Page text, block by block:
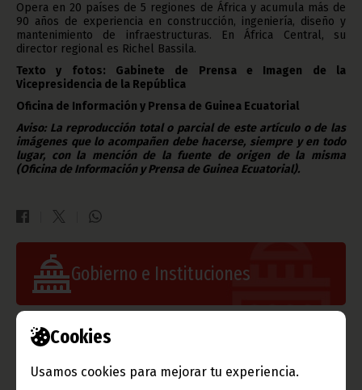
Cookies
Usamos cookies para mejorar tu experiencia.
Opera en 20 países de 5 regiones de África y acumula más de
90 años de experiencia en construcción, ingeniería, diseño y
mantenimiento de infraestructuras. En África Central, su
director regional es Richel Bassila.
Texto y fotos: Gabinete de Prensa e Imagen de la
Vicepresidencia de la República
Oficina de Información y Prensa de Guinea Ecuatorial
Aviso: La reproducción total o parcial de este artículo o de las
imágenes que lo acompañen debe hacerse, siempre y en todo
lugar, con la mención de la fuente de origen de la misma
(Oficina de Información y Prensa de Guinea Ecuatorial).
Gobierno e Instituciones